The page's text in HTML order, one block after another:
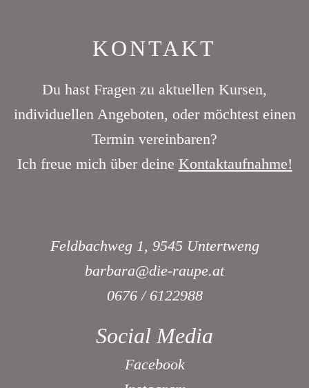
KONTAKT
Du hast Fragen zu aktuellen Kursen,
individuellen Angeboten, oder möchtest einen
Termin vereinbaren?
Ich freue mich über deine Kontaktaufnahme!
Feldbachweg 1, 9545 Untertweng
barbara@die-raupe.at
0676 / 6122988
Social Media
Facebook